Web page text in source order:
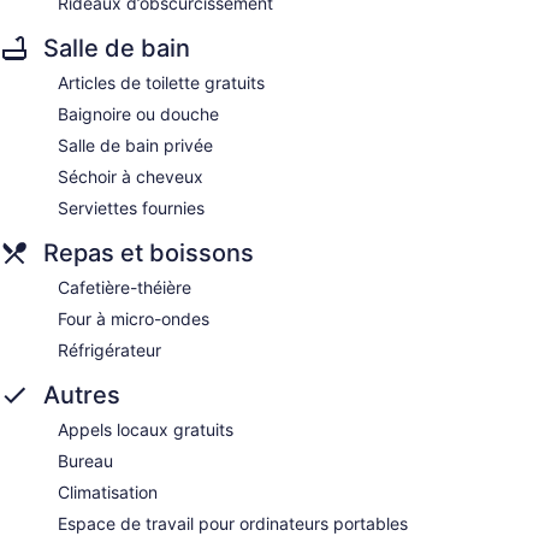
Salle de bain
Articles de toilette gratuits
Baignoire ou douche
Salle de bain privée
Séchoir à cheveux
Serviettes fournies
Repas et boissons
Cafetière-théière
Four à micro-ondes
Réfrigérateur
Autres
Appels locaux gratuits
Bureau
Climatisation
Espace de travail pour ordinateurs portables